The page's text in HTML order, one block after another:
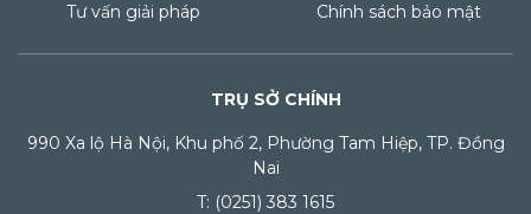
Tư vấn giải pháp
Chính sách bảo mật
TRỤ SỞ CHÍNH
990 Xa lộ Hà Nội, Khu phố 2, Phường Tam Hiệp, TP. Đồng
Nai
T: (0251) 383 1615